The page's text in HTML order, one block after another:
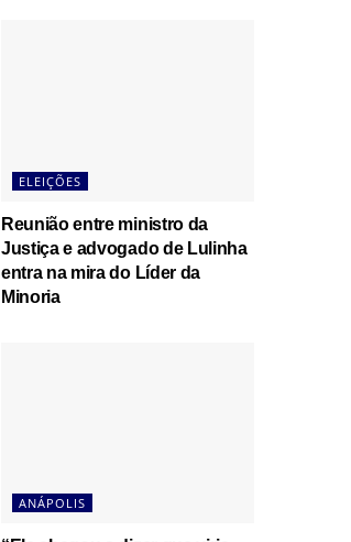
ELEIÇÕES
Reunião entre ministro da
Justiça e advogado de Lulinha
entra na mira do Líder da
Minoria
ANÁPOLIS